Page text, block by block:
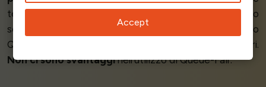
tempestive. È
sapere che possiamo
sempre applicare una misura di gestione attivando
Queue Fair per gestire picchi inaspettati di visitatori.
Non ci sono svantagginell'utilizzo di Queue-Fair.’
Accept